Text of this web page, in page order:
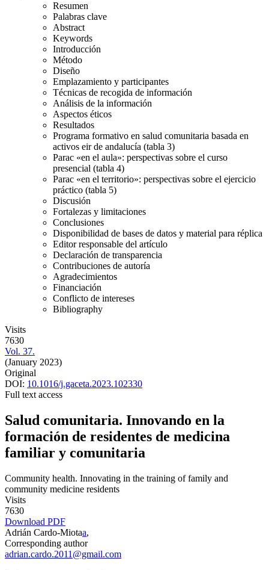
Resumen
Palabras clave
Abstract
Keywords
Introducción
Método
Diseño
Emplazamiento y participantes
Técnicas de recogida de información
Análisis de la información
Aspectos éticos
Resultados
Programa formativo en salud comunitaria basada en
activos eir de andalucía (tabla 3)
Parac «en el aula»: perspectivas sobre el curso
presencial (tabla 4)
Parac «en el territorio»: perspectivas sobre el ejercicio
práctico (tabla 5)
Discusión
Fortalezas y limitaciones
Conclusiones
Disponibilidad de bases de datos y material para réplica
Editor responsable del artículo
Declaración de transparencia
Contribuciones de autoría
Agradecimientos
Financiación
Conflicto de intereses
Bibliography
Visits
7630
Vol. 37.
(January 2023)
Original
DOI: 10.1016/j.gaceta.2023.102330
Full text access
Salud comunitaria. Innovando en la
formación de residentes de medicina
familiar y comunitaria
Community health. Innovating in the training of family and
community medicine residents
Visits
7630
Download PDF
Adrián Cardo-Miotaa,
Corresponding author
adrian.cardo.2011@gmail.com